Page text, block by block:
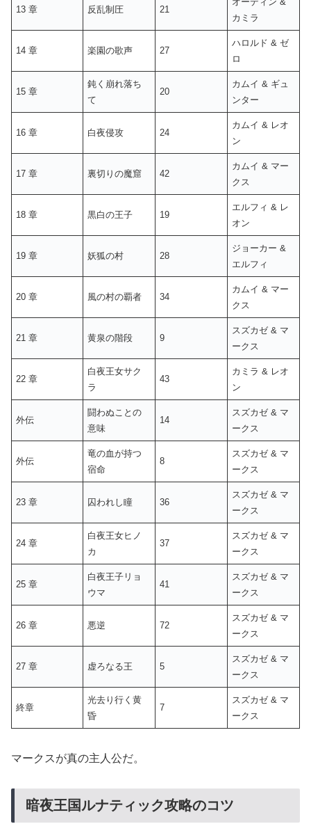
13 章 反乱制圧 21
カミラ
14 章 楽園の歌声 27
ハロルド & ゼ
ロ
15 章
鈍く崩れ落ち
て
20
カムイ & ギュ
ンター
16 章 白夜侵攻 24
カムイ & レオ
ン
17 章 裏切りの魔窟 42
カムイ & マー
クス
18 章 黒白の王子 19
エルフィ & レ
オン
19 章 妖狐の村 28
ジョーカー &
エルフィ
20 章 風の村の覇者 34
カムイ & マー
クス
21 章 黄泉の階段 9
スズカゼ & マ
ークス
22 章
白夜王女サク
ラ
43
カミラ & レオ
ン
外伝
闘わぬことの
意味
14
スズカゼ & マ
ークス
外伝
竜の血が持つ
宿命
8
スズカゼ & マ
ークス
23 章 囚われし瞳 36
スズカゼ & マ
ークス
24 章
白夜王女ヒノ
カ
37
スズカゼ & マ
ークス
25 章
白夜王子リョ
ウマ
41
スズカゼ & マ
ークス
26 章 悪逆 72
スズカゼ & マ
ークス
27 章 虚ろなる王 5
スズカゼ & マ
ークス
終章
光去り行く黄
昏
7
スズカゼ & マ
ークス
マークスが真の主人公だ。
暗夜王国ルナティック攻略のコツ